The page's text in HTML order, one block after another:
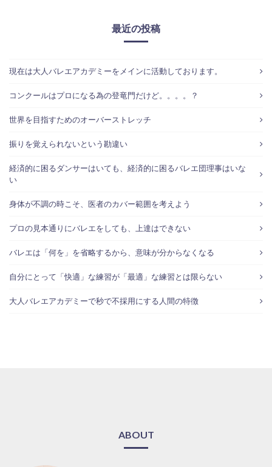
最近の投稿
現在は大人バレエアカデミーをメインに活動しております。
コンクールはプロになる為の登竜門だけど。。。。？
世界を目指すためのオーバーストレッチ
振りを覚えられないという勘違い
経済的に困るダンサーはいても、経済的に困るバレエ団理事はいな
い
身体が不調の時こそ、医者のカバー範囲を考えよう
プロの見本通りにバレエをしても、上達はできない
バレエは「何を」を省略するから、意味が分からなくなる
自分にとって「快適」な練習が「最適」な練習とは限らない
大人バレエアカデミーで秒で不採用にする人間の特徴
ABOUT